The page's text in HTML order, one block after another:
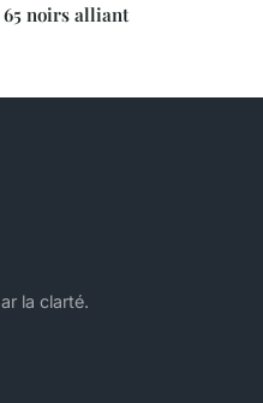
65 noirs alliant
la clarté.